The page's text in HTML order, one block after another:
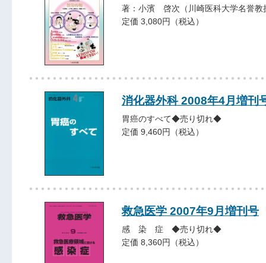
著：小濱 啓次（川崎医科大学名誉教
定価 3,080円（税込）
消化器外科 2008年4月増刊
胃癌のすべて◆売り切れ◆
定価 9,460円（税込）
救急医学 2007年9月増刊号
感 染 症 ◆売り切れ◆
定価 8,360円（税込）